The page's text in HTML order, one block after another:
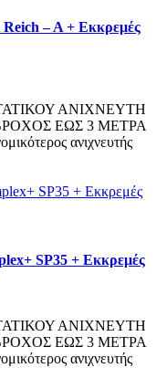
– A + Εκκρεμές
ΑΝΙΧΝΕΥΤΗ
ΕΩΣ 3 ΜΕΤΡΑ
ανιχνευτής
SP35 + Εκκρεμές
ΑΝΙΧΝΕΥΤΗ
ΕΩΣ 3 ΜΕΤΡΑ
ανιχνευτής